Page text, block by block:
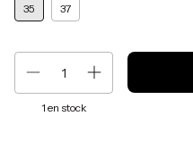
35 37
1 en stock